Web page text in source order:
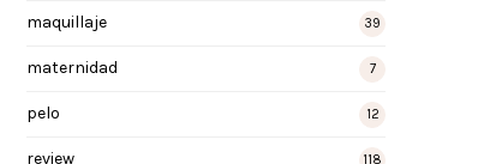
maquillaje 39
maternidad 7
pelo 12
review 118